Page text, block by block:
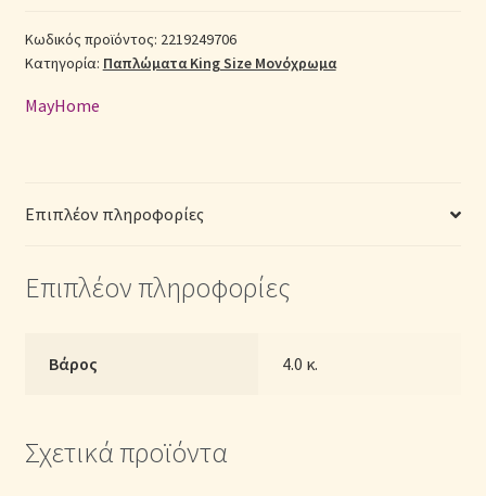
Size
(Π:
x
2219249706
Μπεζ
Κωδικός προϊόντος: 2219249706
Κατηγορία: Παπλώματα King Size Μονόχρωμα
MayHome
Επιπλέον πληροφορίες
Επιπλέον πληροφορίες
Βάρος 4.0 κ.
Σχετικά προϊόντα